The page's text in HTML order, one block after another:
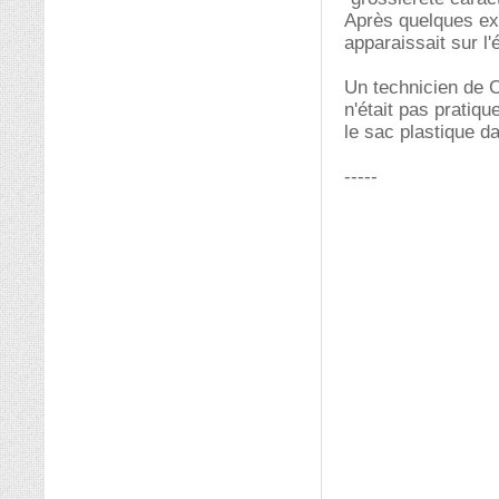
Après quelques
apparaissait sur
Un technicien de
n'était pas
le sac plastique
-----